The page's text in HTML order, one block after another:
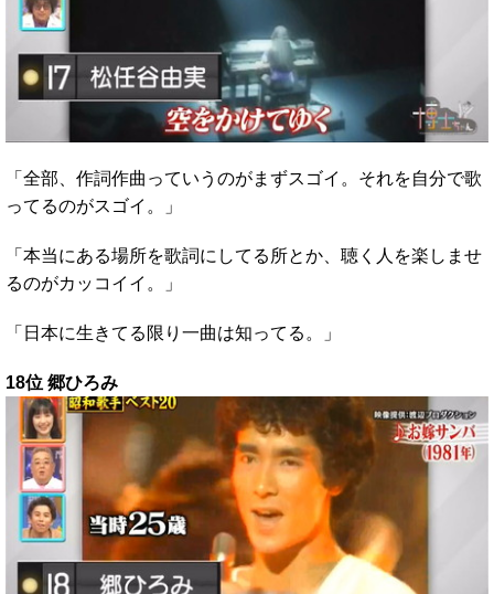
「全部、作詞作曲っていうのがまずスゴイ。それを自分で歌
ってるのがスゴイ。」
「本当にある場所を歌詞にしてる所とか、聴く人を楽しませ
るのがカッコイイ。」
「日本に生きてる限り一曲は知ってる。」
18位 郷ひろみ